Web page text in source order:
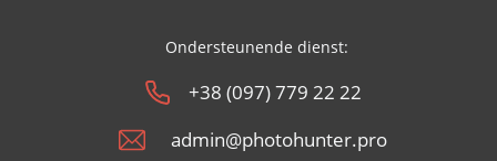
Ondersteunende dienst:
+38 (097) 779 22 22
admin@photohunter.pro